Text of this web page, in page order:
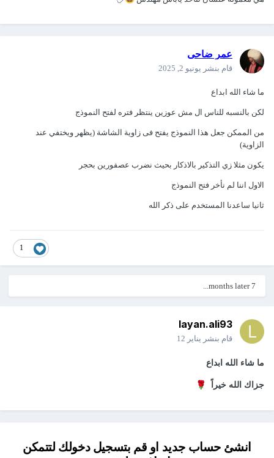
عمر ضاحى
قام بنشر يونيو 2, 2025
ما شاء الله ابداع
لكن بالنسبه للناس ال مش عوزين ينتظر فتره لفتح النموذج
من الممكن جعل هذا النموذج يفتح فى زاوية الشاشة (يظهر ويختفي عند
الزاوية)
يكون مثلا زي التذكير بالاذكار بحيث نضرب عصفورين بحجر
الاول اننا لم نأخر فتح النموذج
ثانيا ساعدنا المستخدم على ذكر الله
1
7 months later...
layan.ali93
قام بنشر يناير 12
ما شاء الله ابداع
جزاك الله خيراً 🌹
انشئ حساب جديد او قم بتسجيل دخولك لتتمكن